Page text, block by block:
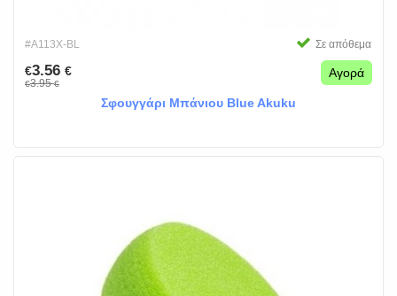
#A113X-BL Σε απόθεμα
€3.56 €
€3.95€
Αγορά
Σφουγγάρι Μπάνιου Blue Akuku